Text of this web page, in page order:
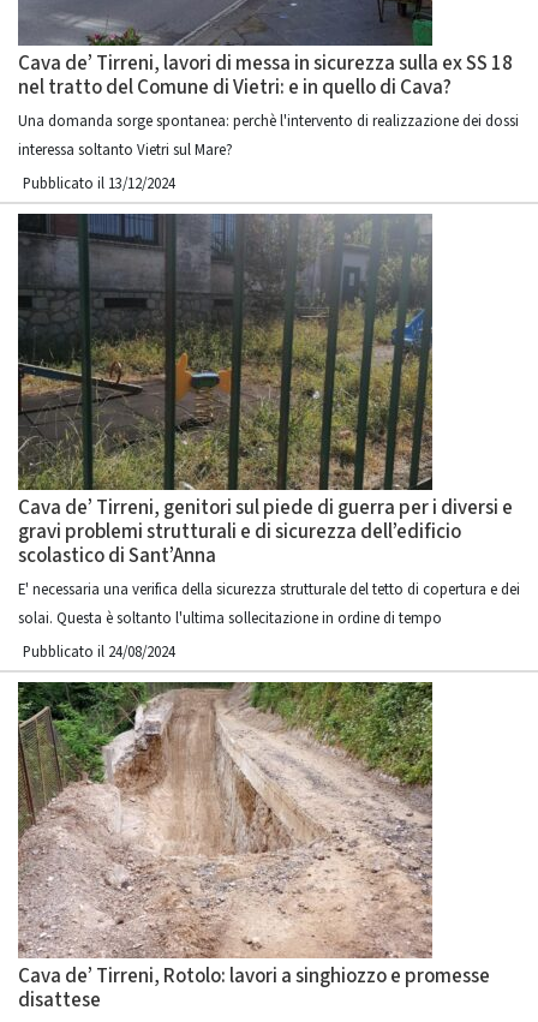
Cava de’ Tirreni, lavori di messa in sicurezza sulla ex SS 18
nel tratto del Comune di Vietri: e in quello di Cava?
Una domanda sorge spontanea: perchè l'intervento di realizzazione dei dossi
interessa soltanto Vietri sul Mare?
Pubblicato il 13/12/2024
Cava de’ Tirreni, genitori sul piede di guerra per i diversi e
gravi problemi strutturali e di sicurezza dell’edificio
scolastico di Sant’Anna
E' necessaria una verifica della sicurezza strutturale del tetto di copertura e dei
solai. Questa è soltanto l'ultima sollecitazione in ordine di tempo
Pubblicato il 24/08/2024
Cava de’ Tirreni, Rotolo: lavori a singhiozzo e promesse
disattese